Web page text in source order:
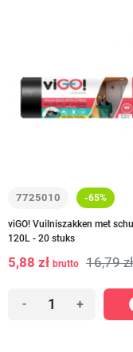
7725010 -65%
viGO! Vuilniszakken met
120L - 20 stuks
5,88 zł brutto 16,79 zł
- +